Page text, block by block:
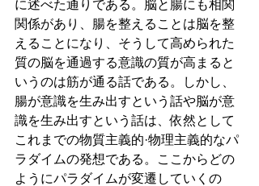
に述べた通りである。脳と腸にも相関
関係があり、腸を整えることは脳を整
えることになり、そうして高められた
質の脳を通過する意識の質が高まると
いうのは筋が通る話である。しかし、
腸が意識を生み出すという話や脳が意
識を生み出すという話は、依然として
これまでの物質主義的·物理主義的なパ
ラダイムの発想である。ここからどの
ようにパラダイムが変遷していくの